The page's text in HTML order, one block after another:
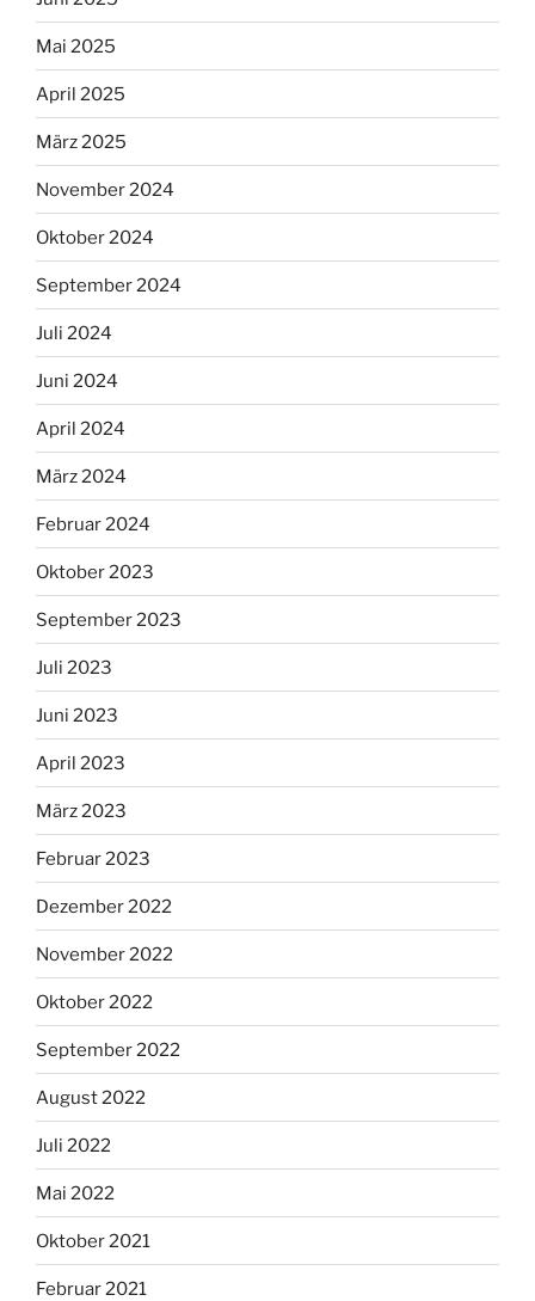
Mai 2025
April 2025
März 2025
November 2024
Oktober 2024
September 2024
Juli 2024
Juni 2024
April 2024
März 2024
Februar 2024
Oktober 2023
September 2023
Juli 2023
Juni 2023
April 2023
März 2023
Februar 2023
Dezember 2022
November 2022
Oktober 2022
September 2022
August 2022
Juli 2022
Mai 2022
Oktober 2021
Februar 2021